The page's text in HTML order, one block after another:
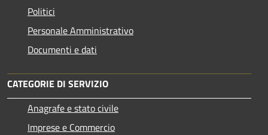
Politici
Personale Amministrativo
Documenti e dati
CATEGORIE DI SERVIZIO
Anagrafe e stato civile
Imprese e Commercio